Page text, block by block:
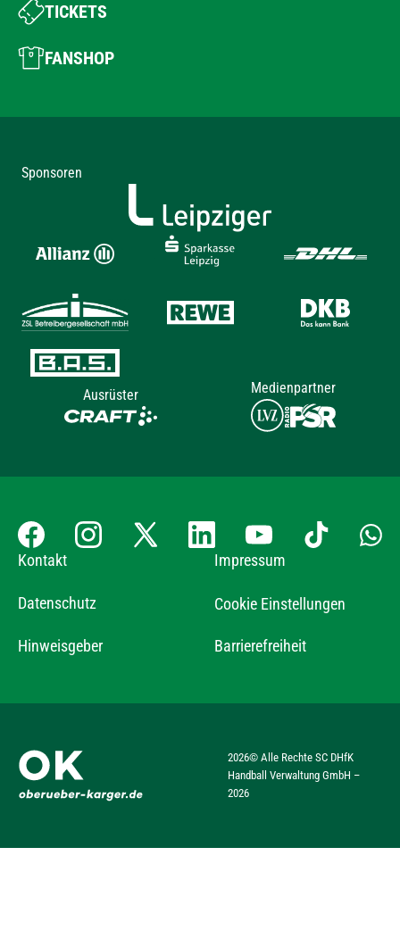
TICKETS
FANSHOP
Sponsoren
Ausrüster Medienpartner
Kontakt Impressum
Datenschutz Cookie Einstellungen
Hinweisgeber Barrierefreiheit
2026© Alle Rechte SC DHfK
Handball Verwaltung GmbH –
2026